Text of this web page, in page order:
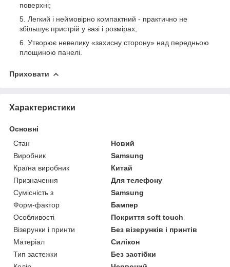
поверхні;
Легкий і неймовірно компактний - практично не
збільшує пристрій у вазі і розмірах;
Утворює невелику «захисну сторону» над передньою
площиною панелі.
Приховати
Характеристики
Основні
Стан
Новий
Виробник
Samsung
Країна виробник
Китай
Призначення
Для телефону
Сумісність з
Samsung
Форм-фактор
Бампер
Особливості
Покриття soft touch
Візерунки і принти
Без візерунків і принтів
Матеріал
Силікон
Тип застежки
Без застібки